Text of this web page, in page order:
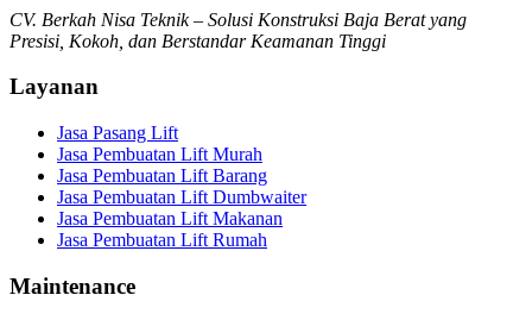
CV. Berkah Nisa Teknik – Solusi Konstruksi Baja Berat yang
Presisi, Kokoh, dan Berstandar Keamanan Tinggi
Layanan
Jasa Pasang Lift
Jasa Pembuatan Lift Murah
Jasa Pembuatan Lift Barang
Jasa Pembuatan Lift Dumbwaiter
Jasa Pembuatan Lift Makanan
Jasa Pembuatan Lift Rumah
Maintenance